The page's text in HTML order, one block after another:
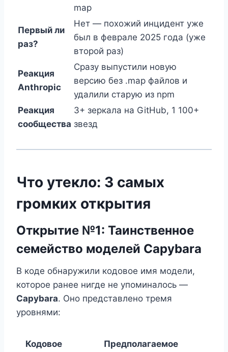
map
Первый ли
раз?
Нет — похожий инцидент уже
был в феврале 2025 года (уже
второй раз)
Реакция
Anthropic
Сразу выпустили новую
версию без .map файлов и
удалили старую из npm
Реакция
сообщества
3+ зеркала на GitHub, 1 100+
звезд
Что утекло: 3 самых
громких открытия
Открытие №1: Таинственное
семейство моделей Capybara
В коде обнаружили кодовое имя модели,
которое ранее нигде не упоминалось —
Capybara. Оно представлено тремя
уровнями:
Кодовое
Предполагаемое